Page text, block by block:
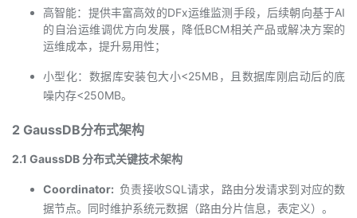
高智能：提供丰富高效的DFx运维监测手段，后续朝向基于AI
的自治运维调优方向发展，降低BCM相关产品或解决方案的
运维成本，提升易用性；
小型化：数据库安装包大小<25MB，且数据库刚启动后的底
噪内存<250MB。
2 GaussDB分布式架构
2.1 GaussDB 分布式关键技术架构
Coordinator: 负责接收SQL请求，路由分发请求到对应的数
据节点。同时维护系统元数据（路由分片信息，表定义）。